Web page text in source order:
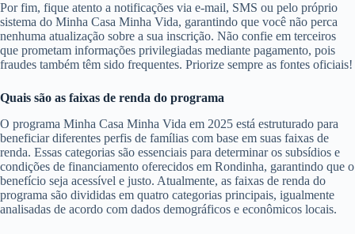
Por fim, fique atento a notificações via e-mail, SMS ou pelo próprio
sistema do Minha Casa Minha Vida, garantindo que você não perca
nenhuma atualização sobre a sua inscrição. Não confie em terceiros
que prometam informações privilegiadas mediante pagamento, pois
fraudes também têm sido frequentes. Priorize sempre as fontes oficiais!
Quais são as faixas de renda do programa
O programa Minha Casa Minha Vida em 2025 está estruturado para
beneficiar diferentes perfis de famílias com base em suas faixas de
renda. Essas categorias são essenciais para determinar os subsídios e
condições de financiamento oferecidos em Rondinha, garantindo que o
benefício seja acessível e justo. Atualmente, as faixas de renda do
programa são divididas em quatro categorias principais, igualmente
analisadas de acordo com dados demográficos e econômicos locais.